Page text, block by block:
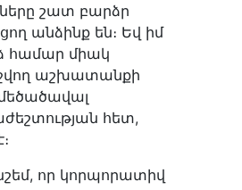
շատ բարձր
անձինք են։ Եվ իմ
համար միակ
աշխատանքի
հետ,
որ կորպորատիվ